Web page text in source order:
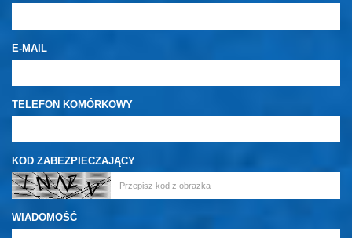
E-MAIL
TELEFON KOMÓRKOWY
KOD ZABEZPIECZAJĄCY
WIADOMOŚĆ